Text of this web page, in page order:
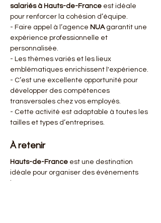
salariés à Hauts-de-France est idéale
pour renforcer la cohésion d’équipe.
- Faire appel à l’agence NUA garantit une
expérience professionnelle et
personnalisée.
- Les thèmes variés et les lieux
emblématiques enrichissent l'expérience.
- C’est une excellente opportunité pour
développer des compétences
transversales chez vos employés.
- Cette activité est adaptable à toutes les
tailles et types d’entreprises.
À retenir
Hauts-de-France est une destination
idéale pour organiser des événements